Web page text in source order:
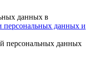
данных в
персональных данных и
персональных данных